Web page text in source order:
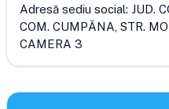
Adresă sediu social: JUD.
COM. CUMPĂNA, STR.
CAMERA 3